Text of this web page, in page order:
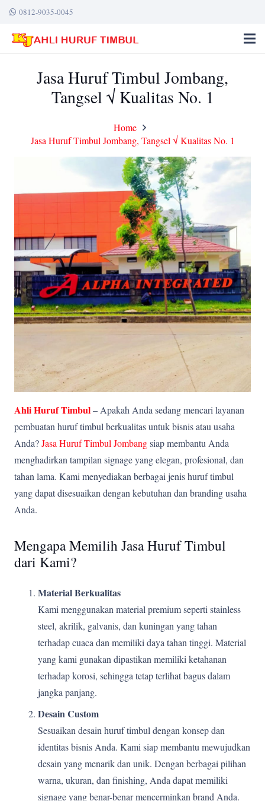
0812-9035-0045
Jasa Huruf Timbul Jombang,
Tangsel √ Kualitas No. 1
Home
Jasa Huruf Timbul Jombang, Tangsel √ Kualitas No. 1
Ahli Huruf Timbul– Apakah Anda sedang mencari layanan
pembuatan huruf timbul berkualitas untuk bisnis atau usaha
Anda?Jasa Huruf Timbul Jombangsiap membantu Anda
menghadirkan tampilan signage yang elegan, profesional, dan
tahan lama. Kami menyediakan berbagai jenis huruf timbul
yang dapat disesuaikan dengan kebutuhan dan branding usaha
Anda.
Mengapa Memilih Jasa Huruf Timbul
dari Kami?
Material Berkualitas
Kami menggunakan material premium seperti stainless
steel, akrilik, galvanis, dan kuningan yang tahan
terhadap cuaca dan memiliki daya tahan tinggi. Material
yang kami gunakan dipastikan memiliki ketahanan
terhadap korosi, sehingga tetap terlihat bagus dalam
jangka panjang.
Desain Custom
Sesuaikan desain huruf timbul dengan konsep dan
identitas bisnis Anda. Kami siap membantu mewujudkan
desain yang menarik dan unik. Dengan berbagai pilihan
warna, ukuran, dan finishing, Anda dapat memiliki
signage yang benar-benar mencerminkan brand Anda.